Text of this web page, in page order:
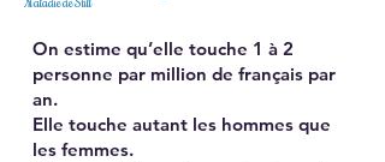
Maladie de Still
On estime qu’elle touche 1 à 2
personne par million de français par
an.
Elle touche autant les hommes que
les femmes.